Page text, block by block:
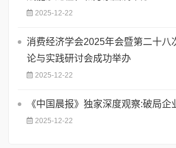
2025-12-22
消费经济学会2025年会暨第二十八
论与实践研讨会成功举办
2025-12-22
《中国晨报》独家深度观察:破局企
2025-12-22